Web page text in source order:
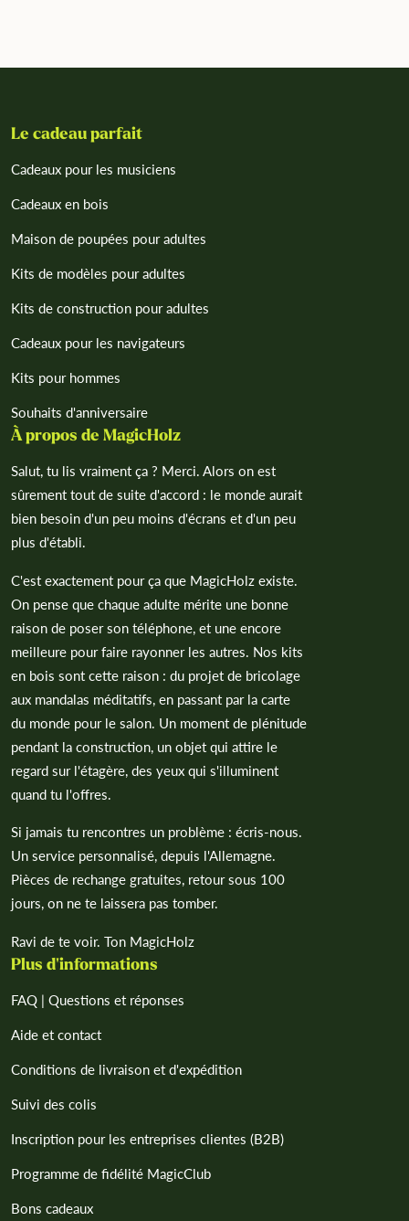
Le cadeau parfait
Cadeaux pour les musiciens
Cadeaux en bois
Maison de poupées pour adultes
Kits de modèles pour adultes
Kits de construction pour adultes
Cadeaux pour les navigateurs
Kits pour hommes
Souhaits d'anniversaire
À propos de MagicHolz
Salut, tu lis vraiment ça ? Merci. Alors on est
sûrement tout de suite d'accord : le monde aurait
bien besoin d'un peu moins d'écrans et d'un peu
plus d'établi.
C'est exactement pour ça que MagicHolz existe.
On pense que chaque adulte mérite une bonne
raison de poser son téléphone, et une encore
meilleure pour faire rayonner les autres. Nos kits
en bois sont cette raison : du projet de bricolage
aux mandalas méditatifs, en passant par la carte
du monde pour le salon. Un moment de plénitude
pendant la construction, un objet qui attire le
regard sur l'étagère, des yeux qui s'illuminent
quand tu l'offres.
Si jamais tu rencontres un problème : écris-nous.
Un service personnalisé, depuis l'Allemagne.
Pièces de rechange gratuites, retour sous 100
jours, on ne te laissera pas tomber.
Ravi de te voir. Ton MagicHolz
Plus d'informations
FAQ | Questions et réponses
Aide et contact
Conditions de livraison et d'expédition
Suivi des colis
Inscription pour les entreprises clientes (B2B)
Programme de fidélité MagicClub
Bons cadeaux